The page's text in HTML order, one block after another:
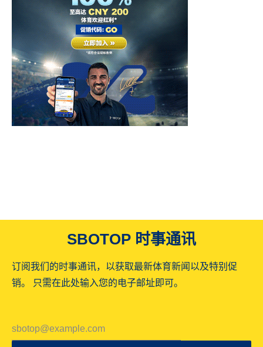
SBOTOP 时事通讯
订阅我们的时事通讯，以获取最新体育新闻以及特别促
销。 只需在此处输入您的电子邮址即可。